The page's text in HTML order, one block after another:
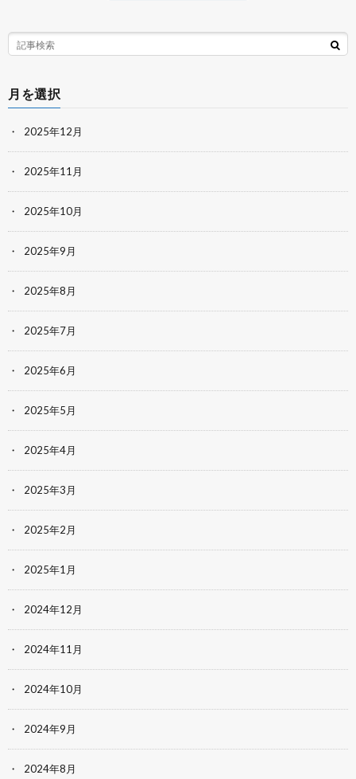
月を選択
2025年12月
2025年11月
2025年10月
2025年9月
2025年8月
2025年7月
2025年6月
2025年5月
2025年4月
2025年3月
2025年2月
2025年1月
2024年12月
2024年11月
2024年10月
2024年9月
2024年8月